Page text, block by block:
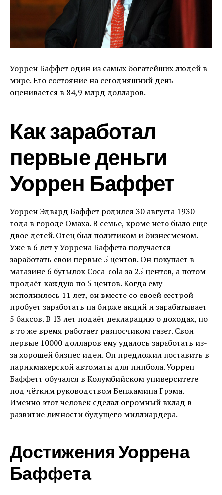
Уоррен Баффет один из самых богатейших людей в
мире. Его состояние на сегодняшний день
оценивается в 84,9 млрд долларов.
Как заработал
первые деньги
Уоррен Баффет
Уоррен Эдвард Баффет родился 30 августа 1930
года в городе Омаха. В семье, кроме него было еще
двое детей. Отец был политиком и бизнесменом.
Уже в 6 лет у Уоррена Баффета получается
заработать свои первые 5 центов. Он покупает в
магазине 6 бутылок Coca-cola за 25 центов, а потом
продаёт каждую по 5 центов. Когда ему
исполнилось 11 лет, он вместе со своей сестрой
пробует заработать на бирже акций и зарабатывает
5 баксов. В 13 лет подаёт декларацию о доходах, но
в то же время работает разносчиком газет. Свои
первые 10000 долларов ему удалось заработать из-
за хорошей бизнес идеи. Он предложил поставить в
парикмахерской автоматы для пинбола. Уоррен
Баффетт обучался в Колумбийском университете
под чётким руководством Бенжамина Грэма.
Именно этот человек сделал огромный вклад в
развитие личности будущего миллиардера.
Достижения Уоррена
Баффета